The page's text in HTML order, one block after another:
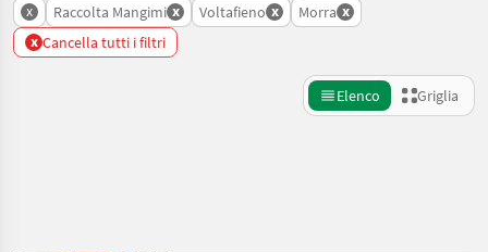
x Raccolta Mangimi x Voltafieno x Morra x
x Cancella tutti i filtri
Elenco Griglia